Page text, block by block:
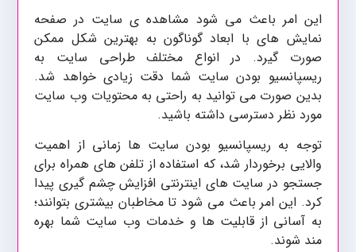
این امر باعث می شود مشاهده ی سایت در صفحه
نمایش های با ابعاد گوناگون به بهترین شکل ممکن
صورت گیرد. در انواع مختلف طراحی سایت به
ریسپانسیو بودن سایت شما دقت زیادی خواهد شد.
بدین صورت می توانید به راحتی به محتویات وب سایت
مورد نظر دسترسی داشته باشید.
توجه به ریسپانسیو بودن سایت ها زمانی از اهمیت
والایی برخوردار شد، که استفاده از تلفن های همراه برای
جستجو در سایت های اینترنتی افزایش چشم گیری پیدا
کرد. این امر باعث می شود تا مخاطبان بیشتری بتوانند؛
به آسانی از قابلیت ها و خدمات وب سایت شما بهره
مند شوند.